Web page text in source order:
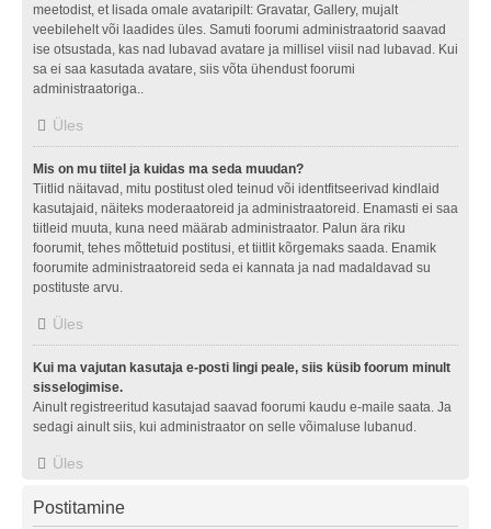
meetodist, et lisada omale avataripilt: Gravatar, Gallery, mujalt
veebilehelt või laadides üles. Samuti foorumi administraatorid saavad
ise otsustada, kas nad lubavad avatare ja millisel viisil nad lubavad. Kui
sa ei saa kasutada avatare, siis võta ühendust foorumi
administraatoriga..
Üles
Mis on mu tiitel ja kuidas ma seda muudan?
Tiitlid näitavad, mitu postitust oled teinud või identfitseerivad kindlaid
kasutajaid, näiteks moderaatoreid ja administraatoreid. Enamasti ei saa
tiitleid muuta, kuna need määrab administraator. Palun ära riku
foorumit, tehes mõttetuid postitusi, et tiitlit kõrgemaks saada. Enamik
foorumite administraatoreid seda ei kannata ja nad madaldavad su
postituste arvu.
Üles
Kui ma vajutan kasutaja e-posti lingi peale, siis küsib foorum minult
sisselogimise.
Ainult registreeritud kasutajad saavad foorumi kaudu e-maile saata. Ja
sedagi ainult siis, kui administraator on selle võimaluse lubanud.
Üles
Postitamine